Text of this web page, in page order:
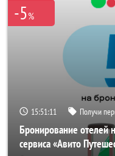
-5%
15:51:10 Получи
Бронирование отелей
сервиса «Авито